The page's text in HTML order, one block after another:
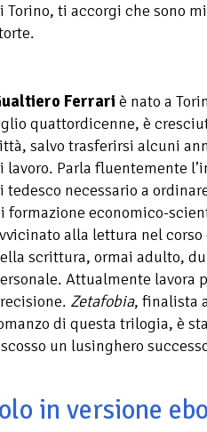
Torino, ti accorgi che sono
Ferrari è nato a
quattordicenne, è
salvo trasferirsi alcuni
lavoro. Parla fluentemente
tedesco necessario a
formazione economico-
alla lettura nel
scrittura, ormai adulto,
Attualmente lavora
Zetafobia, finalista
di questa trilogia, è
un lusinghero
in versione